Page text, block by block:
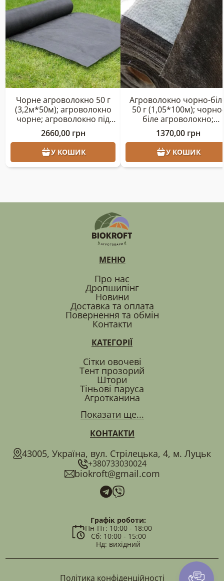
Чорне агроволокно 50 г
(3,2м*50м); агроволокно
чорне; агроволокно під
полуницю; агрополотно;
2660,00 грн
У КОШИК
Агроволокно чорно-
50 г (1,05*100м); чорно-
біле агроволокно;
агроволокно від
агрополотно 50г;
1370,00 грн
У КОШИК
Графік роботи:
Пн-Пт: 10:00 - 18:00
Сб: 10:00 - 15:00
Нд: вихідний
МЕНЮ
Про нас
Дропшипінг
Новини
Доставка та оплата
Повернення та обмін
Контакти
КАТЕГОРІЇ
Сітки овочеві
Тент прозорий
Штори
Тіньові паруса
Агротканина
Показати ще...
КОНТАКТИ
43005, Україна, вул. Стрілецька, 4, м. Луцьк
+380733030024
biokroft@gmail.com
Політика конфіденційності